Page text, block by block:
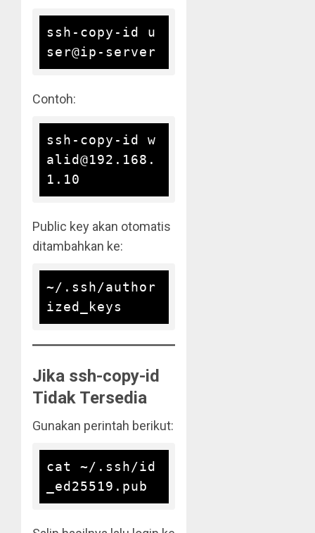
ssh-copy-id u
Contoh:
ssh-copy-id w
alid@192.168.
Public key akan otomatis
ditambahkan ke:
~/.ssh/author
Jika ssh-copy-id
Tidak Tersedia
Gunakan perintah berikut:
cat ~/.ssh/id